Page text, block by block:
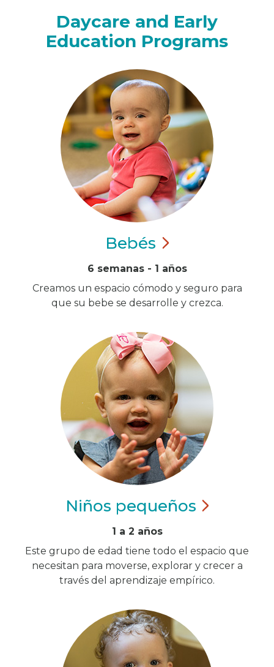
Daycare and Early
Education Programs
Bebés
6 semanas - 1 años
Creamos un espacio cómodo y seguro para
que su bebe se desarrolle y crezca.
Niños pequeños
1 a 2 años
Este grupo de edad tiene todo el espacio que
necesitan para moverse, explorar y crecer a
través del aprendizaje empírico.